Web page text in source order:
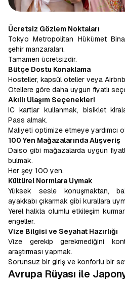
Ücretsiz Gözlem Noktaları
Tokyo Metropolitan Hükümet
şehir manzaraları.
Tamamen ücretsizdir.
Bütçe Dostu Konaklama
Hosteller, kapsül oteller veya
Otellere göre daha uygun fiyatlı
Akıllı Ulaşım Seçenekleri
IC kartlar kullanmak, bisiklet
Pass almak.
Maliyeti optimize etmeye yardımcı
100 Yen Mağazalarında Alışveriş
Daiso gibi mağazalarda uygun
bulmak.
Her şey 100 yen.
Kültürel Normlara Uymak
Yüksek sesle konuşmaktan,
ayakkabı çıkarmak gibi kurallara
Yerel halkla olumlu etkileşim
engeller.
Vize Bilgisi ve Seyahat Hazırlığı
Vize gerekip gerekmediğini
araştırması yapmak.
Sorunsuz bir giriş ve konforlu bir
Avrupa Rüyası ile